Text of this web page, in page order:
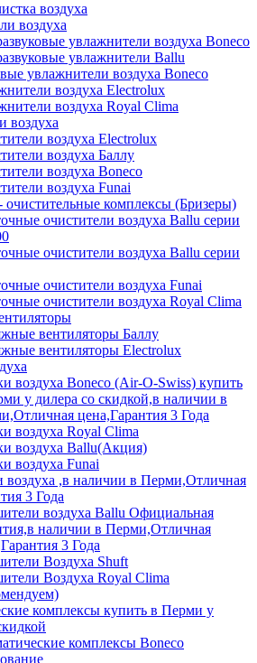
воздуха
воздуха
увлажнители воздуха Boneco
увлажнители Ballu
увлажнители воздуха Boneco
воздуха Electrolux
воздуха Royal Clima
воздуха
воздуха Electrolux
воздуха Баллу
воздуха Boneco
воздуха Funai
комплексы (Бризеры)
очистители воздуха Ballu серии
очистители воздуха Ballu серии
очистители воздуха Funai
очистители воздуха Royal Clima
вентиляторы Баллу
вентиляторы Electrolux
воздуха Boneco (Air-O-Swiss) купить
у дилера со скидкой,в наличии в
цена,Гарантия 3 Года
воздуха Royal Clima
воздуха Ballu(Акция)
воздуха Funai
воздуха ,в наличии в Перми,Отличная
3 Года
воздуха Ballu Официальная
наличии в Перми,Отличная
3 Года
Воздуха Shuft
Воздуха Royal Clima
комплексы купить в Перми у
комплексы Boneсo